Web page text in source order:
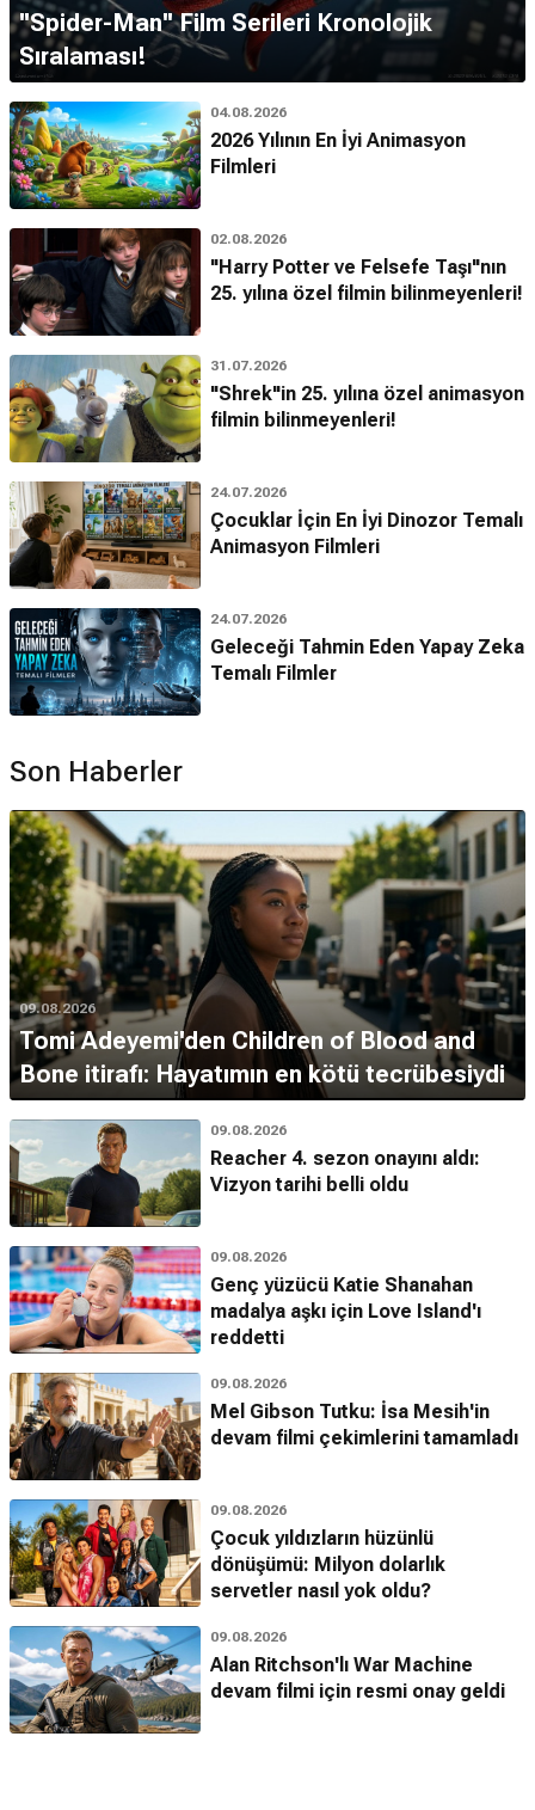
''Spider-Man'' Film Serileri Kronolojik
Sıralaması!
04.08.2026
2026 Yılının En İyi Animasyon
Filmleri
02.08.2026
"Harry Potter ve Felsefe Taşı"nın
25. yılına özel filmin bilinmeyenleri!
31.07.2026
"Shrek"in 25. yılına özel animasyon
filmin bilinmeyenleri!
24.07.2026
Çocuklar İçin En İyi Dinozor Temalı
Animasyon Filmleri
24.07.2026
Geleceği Tahmin Eden Yapay Zeka
Temalı Filmler
Son Haberler
09.08.2026
Tomi Adeyemi'den Children of Blood and
Bone itirafı: Hayatımın en kötü tecrübesiydi
09.08.2026
Reacher 4. sezon onayını aldı:
Vizyon tarihi belli oldu
09.08.2026
Genç yüzücü Katie Shanahan
madalya aşkı için Love Island'ı
reddetti
09.08.2026
Mel Gibson Tutku: İsa Mesih'in
devam filmi çekimlerini tamamladı
09.08.2026
Çocuk yıldızların hüzünlü
dönüşümü: Milyon dolarlık
servetler nasıl yok oldu?
09.08.2026
Alan Ritchson'lı War Machine
devam filmi için resmi onay geldi